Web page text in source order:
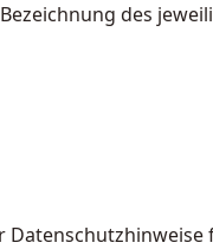
des